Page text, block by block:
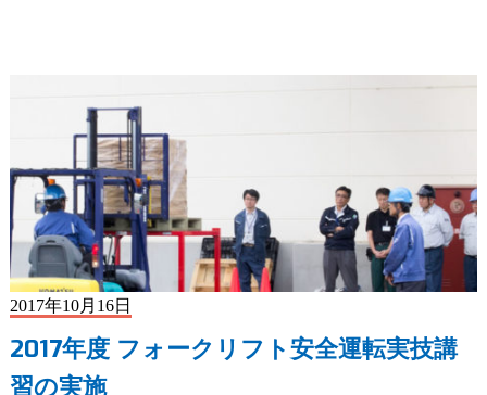
2017年10月16日
2017年度 フォークリフト安全運転実技講
習の実施